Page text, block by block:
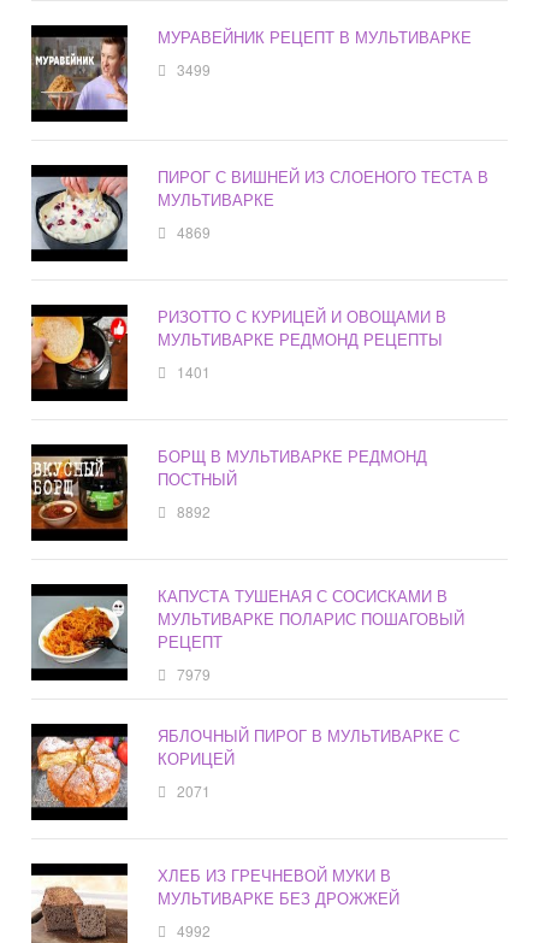
МУРАВЕЙНИК РЕЦЕПТ В МУЛЬТИВАРКЕ
3499
ПИРОГ С ВИШНЕЙ ИЗ СЛОЕНОГО ТЕСТА В
МУЛЬТИВАРКЕ
4869
РИЗОТТО С КУРИЦЕЙ И ОВОЩАМИ В
МУЛЬТИВАРКЕ РЕДМОНД РЕЦЕПТЫ
1401
БОРЩ В МУЛЬТИВАРКЕ РЕДМОНД
ПОСТНЫЙ
8892
КАПУСТА ТУШЕНАЯ С СОСИСКАМИ В
МУЛЬТИВАРКЕ ПОЛАРИС ПОШАГОВЫЙ
РЕЦЕПТ
7979
ЯБЛОЧНЫЙ ПИРОГ В МУЛЬТИВАРКЕ С
КОРИЦЕЙ
2071
ХЛЕБ ИЗ ГРЕЧНЕВОЙ МУКИ В
МУЛЬТИВАРКЕ БЕЗ ДРОЖЖЕЙ
4992